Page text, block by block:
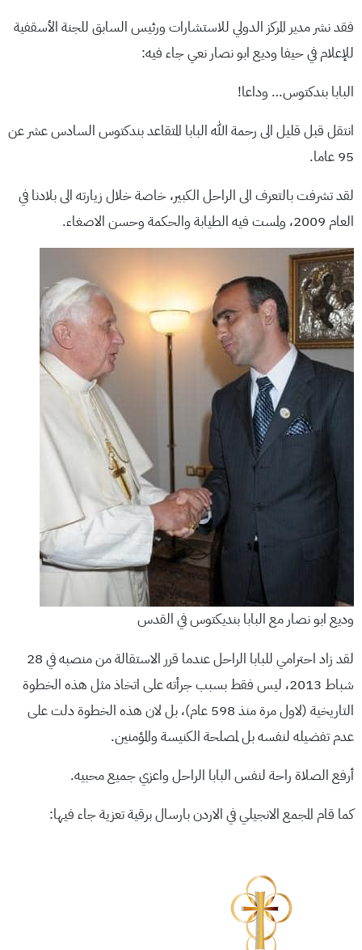
فقد نشر مدير المركز الدولي للاستشارات ورئيس السابق للجنة الأسقفية
للإعلام في حيفا وديع ابو نصار نعي جاء فيه:
البابا بندكتوس… وداعا!
انتقل قبل قليل الى رحمة الله البابا المتقاعد بندكتوس السادس عشر عن
95 عاما.
لقد تشرفت بالتعرف الى الراحل الكبير، خاصة خلال زيارته الى بلادنا في
العام 2009، ولمست فيه الطيابة والحكمة وحسن الاصغاء.
وديع ابو نصار مع البابا بنديكتوس في القدس
لقد زاد احترامي للبابا الراحل عندما قرر الاستقالة من منصبه في 28
شباط 2013، ليس فقط بسبب جرأته على اتخاذ مثل هذه الخطوة
التاريخية (لاول مرة منذ 598 عام)، بل لان هذه الخطوة دلت على
عدم تفضيله لنفسه بل لمصلحة الكنيسة والمؤمنين.
أرفع الصلاة راحة لنفس البابا الراحل واعزي جميع محبيه.
كما قام المجمع الانجيلي في الاردن بارسال برقية تعزية جاء فيها: